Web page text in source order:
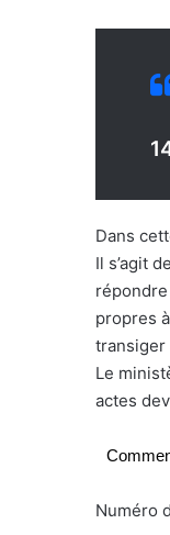
Dans
Il s’agit
propres
transiger
Le
actes
Numéro